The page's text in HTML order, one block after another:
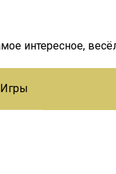
интересное,
Игры